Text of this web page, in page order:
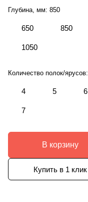
Глубина, мм: 850
650 850
1050
Количество полок/ярусов:
4 5 6
7
В корзину
Купить в 1 клик